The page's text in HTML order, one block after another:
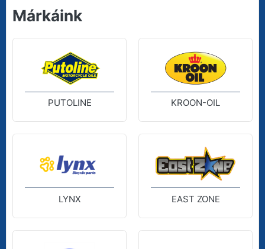
Márkáink
PUTOLINE KROON-OIL
LYNX EAST ZONE